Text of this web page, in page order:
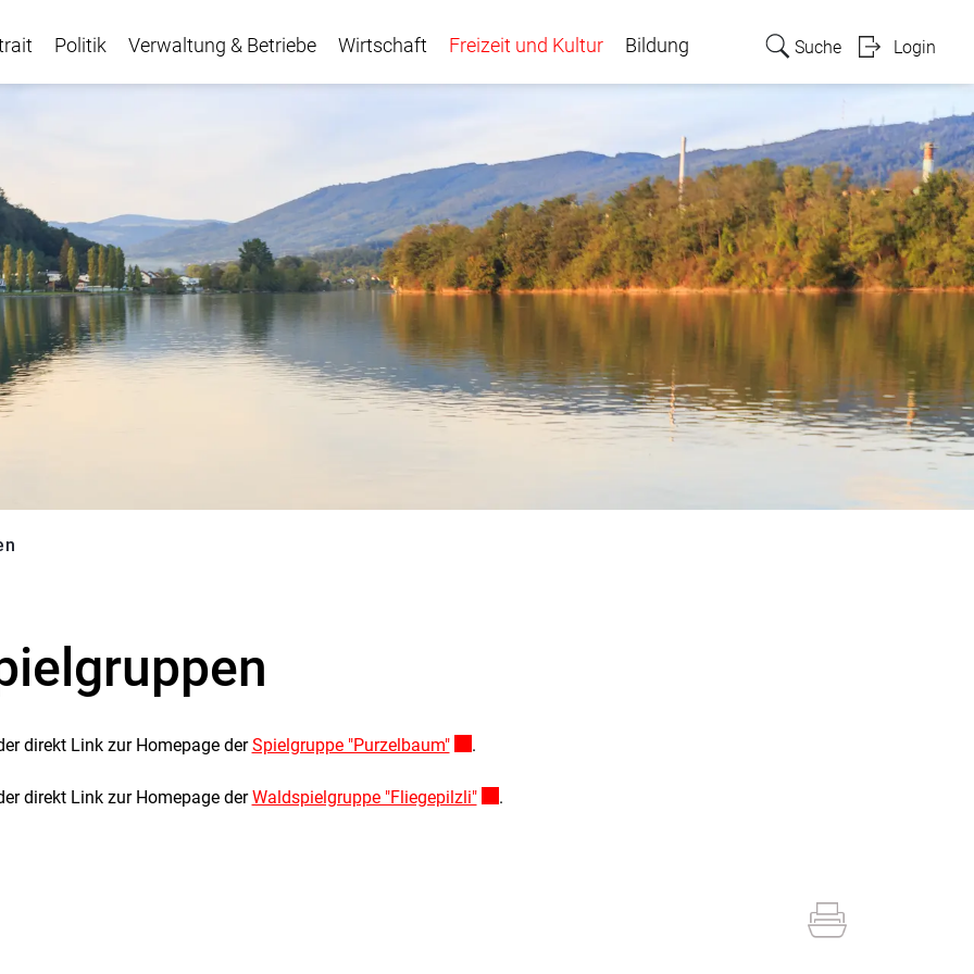
Politik Verwaltung & Betriebe Wirtschaft Freizeit und Kultur Bildung Suche Login
direkt Link zur Homepage derSpielgruppe "Purzelbaum"Externer Link wird in einem neuen Fenster geöffnet.
.
direkt Link zur Homepage derWaldspielgruppe "Fliegepilzli"Externer Link wird in einem neuen Fenster geöffnet.
.